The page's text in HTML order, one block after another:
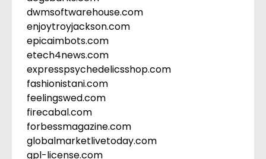
dwmsoftwarehouse.com
enjoytroyjackson.com
epicaimbots.com
etech4news.com
expresspsychedelicsshop.com
fashionistani.com
feelingswed.com
firecabal.com
forbessmagazine.com
globalmarketlivetoday.com
gpl-license.com